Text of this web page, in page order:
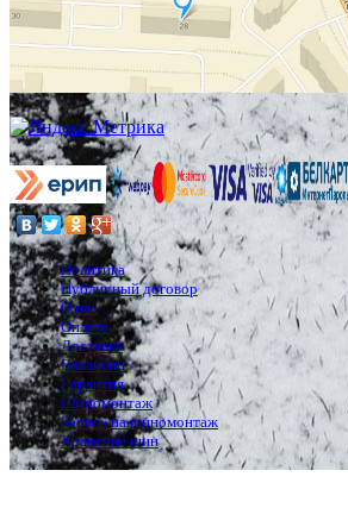
Политика
Публичный договор
О нас
Оплата
Доставка
Вакансии
Гарантия
Шиномонтаж
Запись на шиномонтаж
Хранение шин